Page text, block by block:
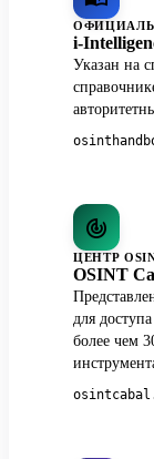
i-
Указан на
ЦЕНТР
OSINT
для
более чем